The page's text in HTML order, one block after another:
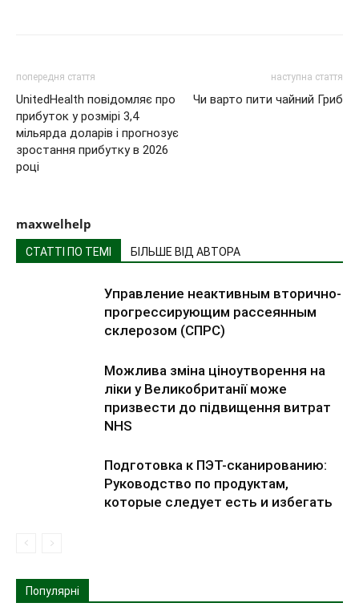
попередня стаття
UnitedHealth повідомляє про
прибуток у розмірі 3,4
мільярда доларів і прогнозує
зростання прибутку в 2026
році
наступна стаття
Чи варто пити чайний Гриб
maxwelhelp
СТАТТІ ПО ТЕМІ БІЛЬШЕ ВІД АВТОРА
Управление неактивным вторично-
прогрессирующим рассеянным
склерозом (СПРС)
Можлива зміна ціноутворення на
ліки у Великобританії може
призвести до підвищення витрат
NHS
Подготовка к ПЭТ-сканированию:
Руководство по продуктам,
которые следует есть и избегать
Популярні